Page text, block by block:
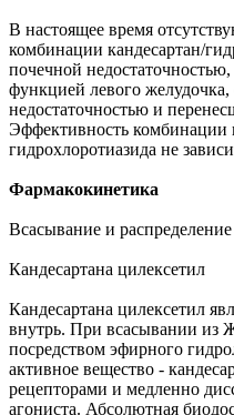
В настоящее время
комбинации кандесартан/
почечной
функцией левого желудочка,
недостаточностью и
Эффективность комбинации
гидрохлоротиазида не
Фармакокинетика
Всасывание и распределение
Кандесартана цилексетил
Кандесартана цилексетил
внутрь. При всасывании из
посредством эфирного
активное вещество -
рецепторами и медленно
агониста. Абсолютная